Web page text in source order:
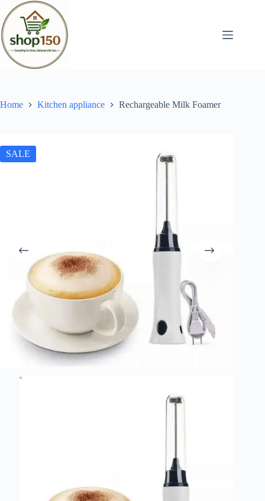
Home Kitchen appliance Rechargeable Milk Foamer
SALE